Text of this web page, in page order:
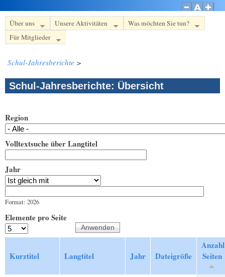
Über uns Unsere Aktivitäten
Was möchten Sie tun?
Für Mitglieder
Schul-Jahresberichte >
Schul-Jahresberichte: Übersicht
Region
Volltextsuche über Langtitel
Jahr
Format: 2026
Elemente pro Seite
Kurztitel Langtitel Jahr Dateigröße
Anzahl
Seiten